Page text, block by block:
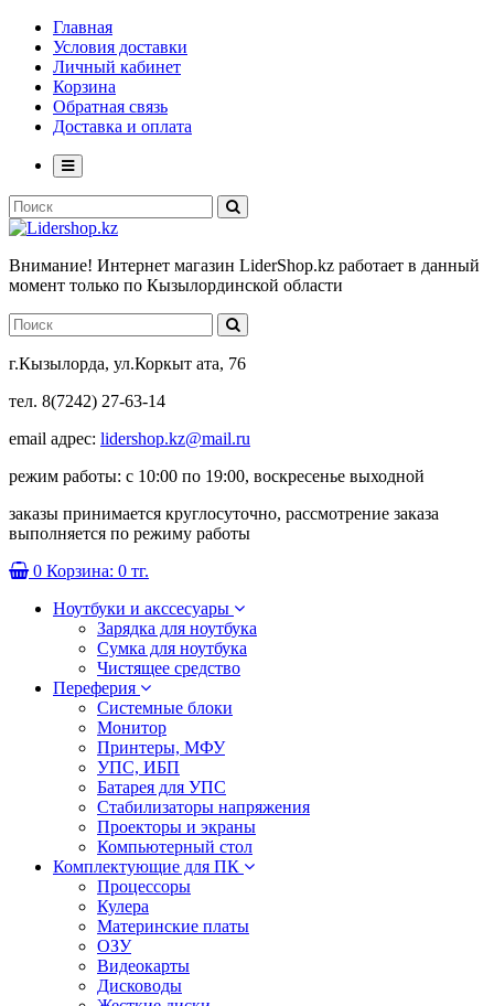
Главная
Условия доставки
Личный кабинет
Корзина
Обратная связь
Доставка и оплата
Внимание! Интернет магазин LiderShop.kz работает в данный
момент только по Кызылординской области
г.Кызылорда, ул.Коркыт ата, 76
тел. 8(7242) 27-63-14
email адрес: lidershop.kz@mail.ru
режим работы: с 10:00 по 19:00, воскресенье выходной
заказы принимается круглосуточно, рассмотрение заказа
выполняется по режиму работы
0 Корзина: 0 тг.
Ноутбуки и акссесуары
Зарядка для ноутбука
Сумка для ноутбука
Чистящее средство
Переферия
Системные блоки
Монитор
Принтеры, МФУ
УПС, ИБП
Батарея для УПС
Стабилизаторы напряжения
Проекторы и экраны
Компьютерный стол
Комплектующие для ПК
Процессоры
Кулера
Материнские платы
ОЗУ
Видеокарты
Дисководы